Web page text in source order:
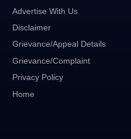
Advertise With Us
Disclaimer
Grievance/Appeal Details
Grievance/Complaint
Privacy Policy
Home